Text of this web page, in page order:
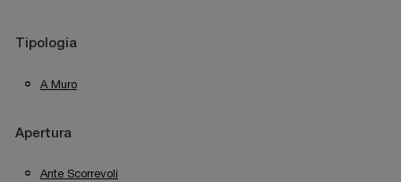
Tipologia
A Muro
Apertura
Ante Scorrevoli